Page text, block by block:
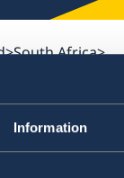
Information
South Africa
in South Africa
Fees